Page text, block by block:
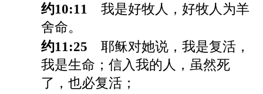
约10:11
我是好牧人，好牧人为羊
舍命。
约11:25 耶稣对她说，我是复活，
我是生命；信入我的人，虽然死
了，也必复活；